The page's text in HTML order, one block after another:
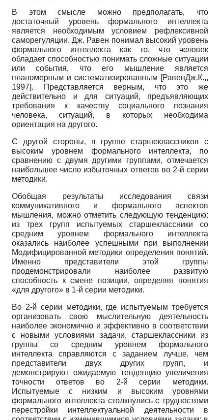
В этом смысле можно предполагать, что
достаточный уровень формального интеллекта
является необходимым условием рефлексивной
саморегуляции. Дж. Равен понимал высокий уровень
формального интеллекта как то, что человек
обладает способностью понимать сложные ситуации
или события, что его мышление является
планомерным и систематизированным [РавенДж.К.,,
1997]. Представляется верным, что это же
действительно и для ситуаций, предъявляющих
требования к качеству социального познания
человека, ситуаций, в которых необходима
ориентация на другого.
С другой стороны, в группе старшеклассников с
высоким уровнем формального интеллекта, по
сравнению с двумя другими группами, отмечается
наибольшее число избыточных ответов во 2-й серии
методики.
Обобщая результаты исследования связи
коммуникативного и формального аспектов
мышления, можно отметить следующую тенденцию:
из трех групп испытуемых старшеклассники со
средним уровнем формального интеллекта
оказались наиболее успешными при выполнении
Модифицированной методики определения понятий.
Именно представители этой группы
продемонстрировали наиболее развитую
способность к смене позиции, определяя понятия
«для другого» в 1-й серии методики.
Во 2-й серии методики, где испытуемым требуется
организовать свою мыслительную деятельность
наиболее экономично и эффективно в соответствии
с новыми условиями задачи, старшеклассники из
группы со средним уровнем формального
интеллекта справляются с заданием лучше, чем
представители двух других групп, и
демонстрируют ожидаемую тенденцию увеличения
точности ответов во 2-й серии методики.
Испытуемые с низким и высоким уровнями
формального интеллекта столкнулись с трудностями
перестройки интеллектуальной деятельности в